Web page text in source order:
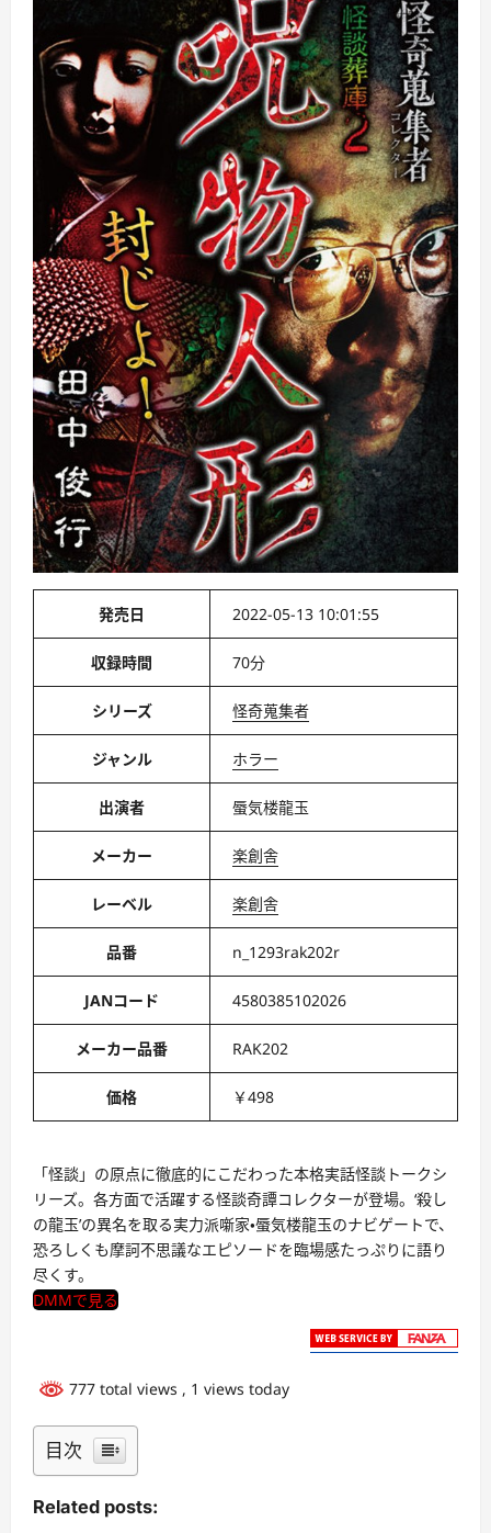
発売日 2022-05-13 10:01:55
収録時間 70分
シリーズ 怪奇蒐集者
ジャンル ホラー
出演者 蜃気楼龍玉
メーカー 楽創舎
レーベル 楽創舎
品番 n_1293rak202r
JANコード 4580385102026
メーカー品番 RAK202
価格 ￥498
「怪談」の原点に徹底的にこだわった本格実話怪談トークシ
リーズ。各方面で活躍する怪談奇譚コレクターが登場。‘殺し
の龍玉’の異名を取る実力派噺家・蜃気楼龍玉のナビゲートで、
恐ろしくも摩訶不思議なエピソードを臨場感たっぷりに語り
尽くす。
DMMで見る
777 total views , 1 views today
目次
Related posts: